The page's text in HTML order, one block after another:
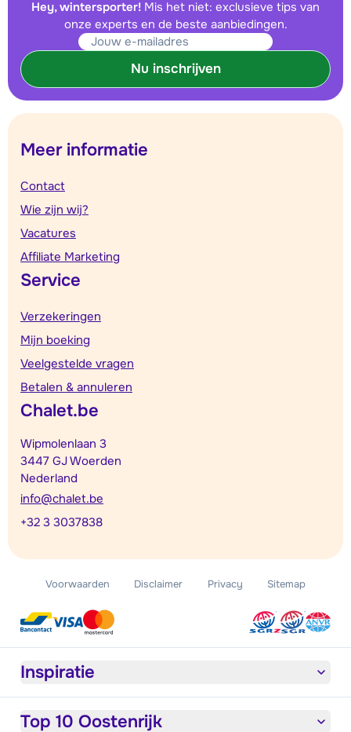
Hey, wintersporter! Mis het niet: exclusieve tips van
onze experts en de beste aanbiedingen.
Nu inschrijven
Meer informatie
Contact
Wie zijn wij?
Vacatures
Affiliate Marketing
Service
Verzekeringen
Mijn boeking
Veelgestelde vragen
Betalen & annuleren
Chalet.be
Wipmolenlaan 3
3447 GJ Woerden
Nederland
info@chalet.be
+32 3 3037838
Voorwaarden Disclaimer Privacy Sitemap
Inspiratie
Top 10 Oostenrijk